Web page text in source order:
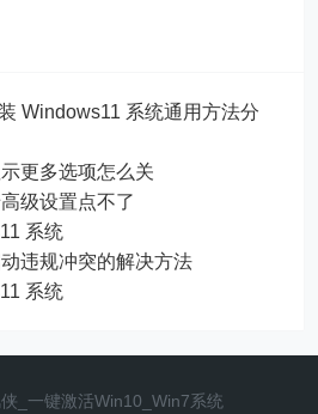
Windows11 系统通用方法分
更多选项怎么关
级设置点不了
系统
违规冲突的解决方法
系统
_一键激活Win10_Win7系统